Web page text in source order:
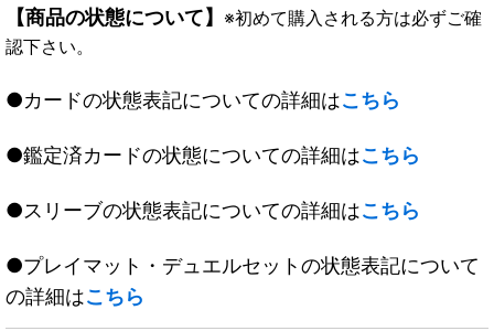
【商品の状態について】 ※初めて購入される方は必ずご確
認下さい。
●カードの状態表記についての詳細はこちら
●鑑定済カードの状態についての詳細はこちら
●スリーブの状態表記についての詳細はこちら
●プレイマット・デュエルセットの状態表記について
の詳細はこちら